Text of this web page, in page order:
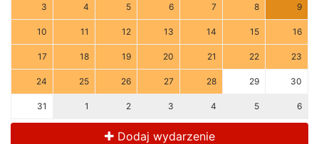
3 4 5 6 7 8 9
10 11 12 13 14 15 16
17 18 19 20 21 22 23
24 25 26 27 28 29 30
31 1 2 3 4 5 6
Dodaj wydarzenie